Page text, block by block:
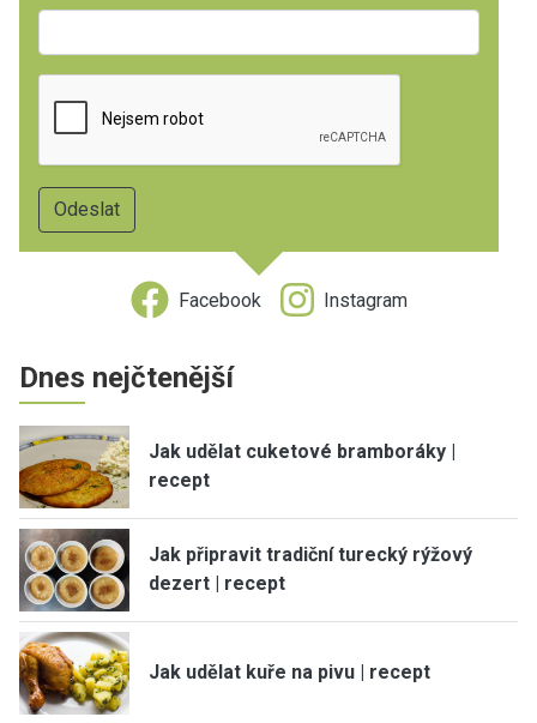
Facebook Instagram
Dnes nejčtenější
Jak udělat cuketové bramboráky |
recept
Jak připravit tradiční turecký rýžový
dezert | recept
Jak udělat kuře na pivu | recept